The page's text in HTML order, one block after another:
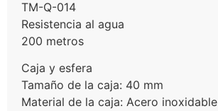
TM-Q-014
Resistencia al agua
200 metros
Caja y esfera
Tamaño de la caja: 40 mm
Material de la caja: Acero inoxidable